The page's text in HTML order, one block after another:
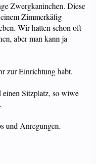
Zwergkaninchen. Diese
Zimmerkäfig
Wir hatten schon oft
aber man kann ja
zur Einrichtung habt.
Sitzplatz, so wiwe
und Anregungen.